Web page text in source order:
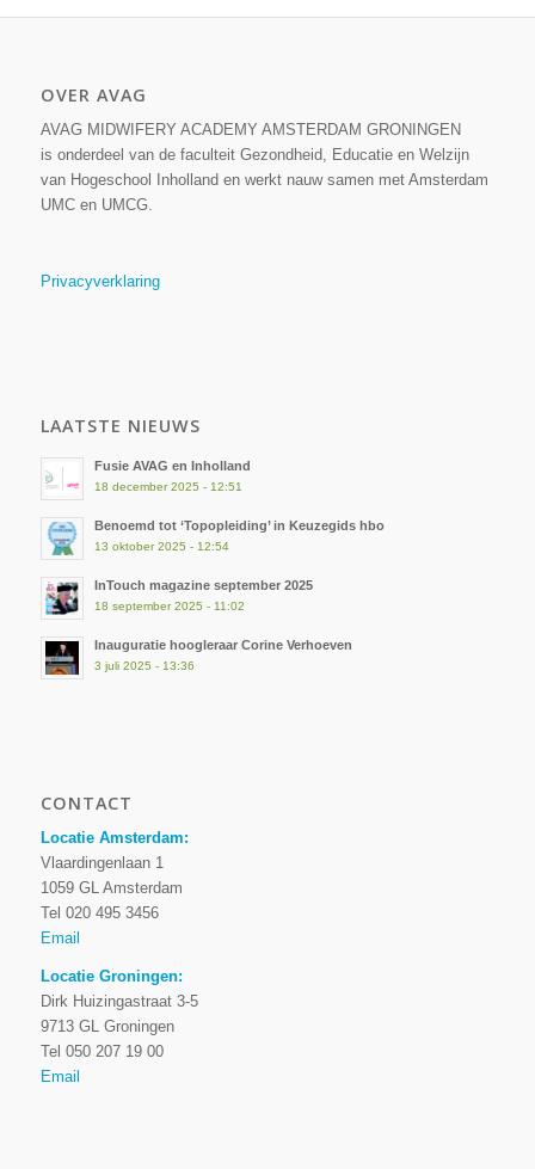
OVER AVAG
AVAG MIDWIFERY ACADEMY AMSTERDAM GRONINGEN
is onderdeel van de faculteit Gezondheid, Educatie en Welzijn
van Hogeschool Inholland en werkt nauw samen met Amsterdam
UMC en UMCG.
Privacyverklaring
LAATSTE NIEUWS
Fusie AVAG en Inholland
18 december 2025 - 12:51
Benoemd tot ‘Topopleiding’ in Keuzegids hbo
13 oktober 2025 - 12:54
InTouch magazine september 2025
18 september 2025 - 11:02
Inauguratie hoogleraar Corine Verhoeven
3 juli 2025 - 13:36
CONTACT
Locatie Amsterdam:
Vlaardingenlaan 1
1059 GL Amsterdam
Tel 020 495 3456
Email
Locatie Groningen:
Dirk Huizingastraat 3-5
9713 GL Groningen
Tel 050 207 19 00
Email